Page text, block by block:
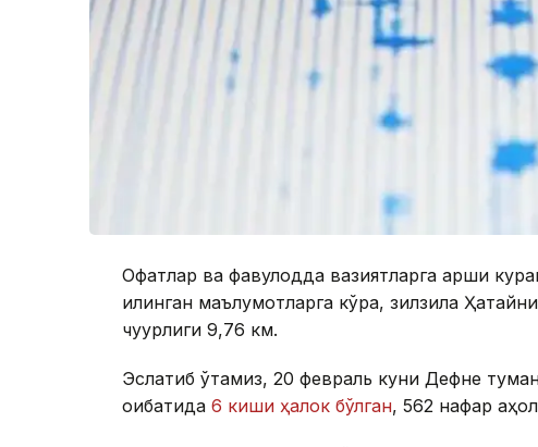
Офатлар ва фавқулодда вазиятларга қарши
қилинган маълумотларга кўра, зилзила
чуқурлиги 9,76 км.
Эслатиб ўтамиз, 20 февраль куни Дефне
оқибатида 6 киши ҳалок бўлган, 562 нафар